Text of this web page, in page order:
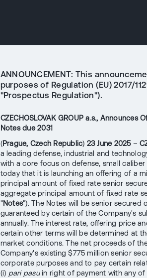
ANNOUNCEMENT: This
purposes of Regulation (EU) 2017/
"Prospectus Regulation").
CZECHOSLOVAK GROUP a.s.,
Notes due 2031
(Prague, Czech Republic) 23 June 2025–
a leading defense, industrial and
with a core focus on defense, small
today that it is launching an offering of a
principal amount of fixed rate senior
aggregate principal amount of fixed rate
"Notes"). The Notes will be senior
guaranteed by certain of the Company's
annually. The interest rate, offering price
certain other terms will be determined at
market conditions. The net proceeds of
Company's existing $775 million senior
corporate purposes and to pay certain
(i) pari pasuin right of payment with any